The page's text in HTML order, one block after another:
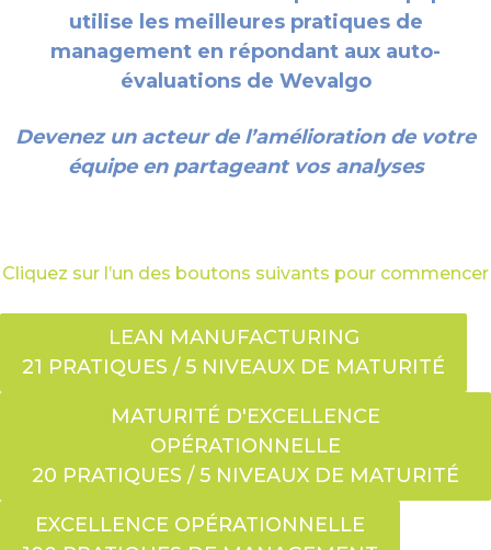
utilise les meilleures pratiques de
management en répondant aux auto-
évaluations de Wevalgo
Devenez un acteur de l’amélioration de votre
équipe en partageant vos analyses
Cliquez sur l’un des boutons suivants pour commencer
LEAN MANUFACTURING
21 PRATIQUES / 5 NIVEAUX DE MATURITÉ
MATURITÉ D'EXCELLENCE
OPÉRATIONNELLE
20 PRATIQUES / 5 NIVEAUX DE MATURITÉ
EXCELLENCE OPÉRATIONNELLE